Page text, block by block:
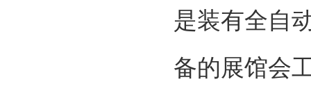
是装有全自
备的展馆会